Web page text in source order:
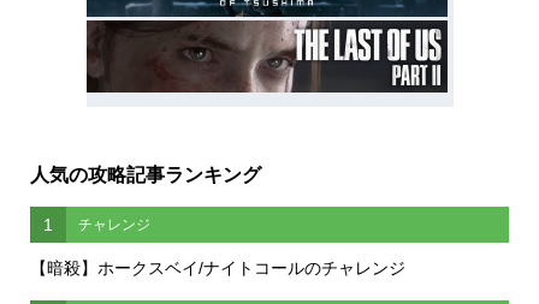
人気の攻略記事ランキング
1 チャレンジ
【暗殺】ホークスベイ/ナイトコールのチャレンジ